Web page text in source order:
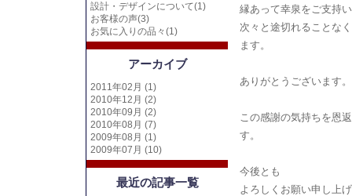
縁あって幸泉をご支持
次々と途切れることな
ます。
ありがとうございます。
この感謝の気持ちを恩
す。
今後とも
よろしくお願い申し上
設計・デザインについて(1)
お客様の声(3)
お気に入りの品々(1)
アーカイブ
2011年02月 (1)
2010年12月 (2)
2010年09月 (2)
2010年08月 (7)
2009年08月 (1)
2009年07月 (10)
最近の記事一覧